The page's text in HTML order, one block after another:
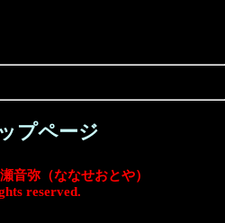
プページ
音弥（ななせおとや）
reserved.